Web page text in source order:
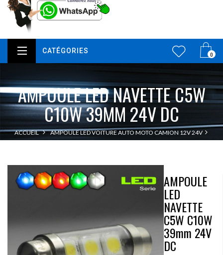
0
CATÉGORIES
AMPOULE LED NAVETTE C5W
C10W 39MM 24V DC
ACCUEIL
AMPOULE LED VOITURE AUTO MOTO CAMION 12V 24V
AMPOULE
LED
NAVETTE
C5W C10W
39mm 24V
DC